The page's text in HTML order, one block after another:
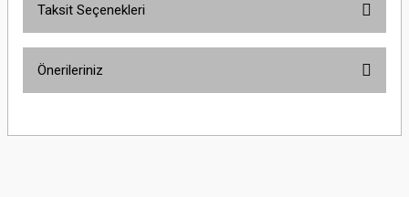
Taksit Seçenekleri
Önerileriniz
yetersiz gördüğünüz noktaları öneri formunu kullanarak tarafımıza